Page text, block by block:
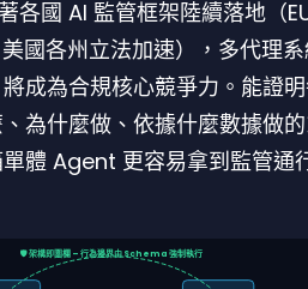
各國 AI 監管框架陸續落地（
國各州立法加速），多代理
將成為合規核心競爭力。能證
為什麼做、依據什麼數據做
體 Agent 更容易拿到監管通
🛡️ 架構即圍欄 — 行為邊界由 Schema 強制執行